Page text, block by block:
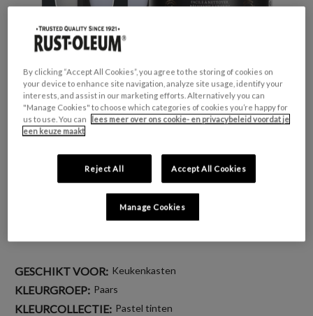
Productveiligheid
H317 - Kan een allergische huidreactie
veroorzaken.
H412 - Schadelijk voor in het water levende
organismen, met langdurige gevolgen.
GESCHIKT VOOR: Keukenkasten
KLEURGROEP: Paars
KLEURCOLLECTIE: Pastel tinten
By clicking “Accept All Cookies”, you agree to the storing of cookies on
your device to enhance site navigation, analyze site usage, identify your
interests, and assist in our marketing efforts. Alternatively you can
"Manage Cookies" to choose which categories of cookies you’re happy for
us to use. You can
lees meer over ons cookie- en privacybeleid voordat je
een keuze maakt
Reject All Accept All Cookies
Manage Cookies